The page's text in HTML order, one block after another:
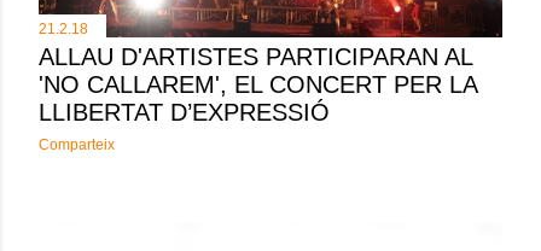
21.2.18
ALLAU D'ARTISTES PARTICIPARAN AL
'NO CALLAREM', EL CONCERT PER LA
LLIBERTAT D’EXPRESSIÓ
Comparteix